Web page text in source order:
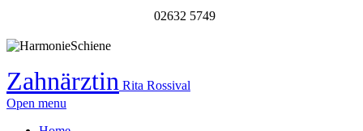
02632 5749
Zahnärztin Rita Rossival
Open menu